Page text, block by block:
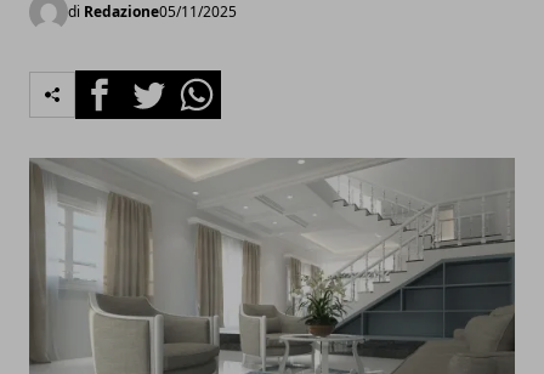
di Redazione05/11/2025
FacebookTwitterWhatsapp